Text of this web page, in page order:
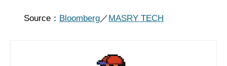
Source： Bloomberg ／MASRY TECH